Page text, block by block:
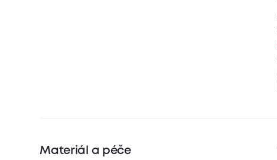
Materiál a péče